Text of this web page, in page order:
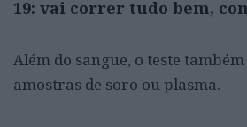
19: vai correr tudo bem,
Além do sangue, o teste
amostras de soro ou plasma.